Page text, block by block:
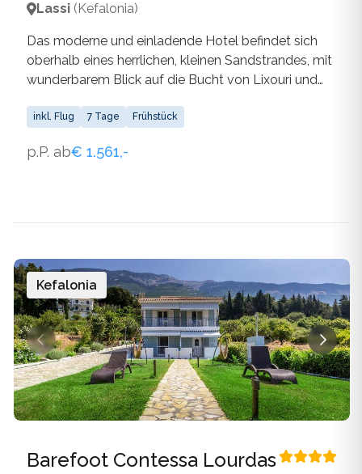
Lassi (Kefalonia)
Das moderne und einladende Hotel befindet sich
oberhalb eines herrlichen, kleinen Sandstrandes, mit
wunderbarem Blick auf die Bucht von Lixouri und
eingerichtete Zimmer.
inkl. Flug 7 Tage Frühstück
p.P. ab€ 1.561,-
Kefalonia
Barefoot Contessa Lourdas